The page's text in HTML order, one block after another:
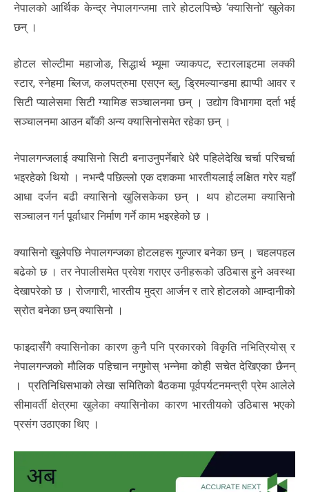
नेपालको आर्थिक केन्द्र नेपालगन्जमा तारे होटलपिच्छे ‘क्यासिनो’ खुलेका
छन् ।
होटल सोल्टीमा महाजोङ, सिद्धार्थ भ्यूमा ज्याकपट, स्टारलाइटमा लक्की
स्टार, स्नेहमा ब्लिज, कलपत्रुमा एसएन ब्लु, ड्रिमल्यान्डमा ह्याप्पी आवर र
सिटी प्यालेसमा सिटी ग्यामिङ सञ्चालनमा छन् । उद्योग विभागमा दर्ता भई
सञ्चालनमा आउन बाँकी अन्य क्यासिनोसमेत रहेका छन् ।
नेपालगन्जलाई क्यासिनो सिटी बनाउनुपर्नेबारे धेरै पहिलेदेखि चर्चा परिचर्चा
भइरहेको थियो । नभन्दै पछिल्लो एक दशकमा भारतीयलाई लक्षित गरेर यहाँ
आधा दर्जन बढी क्यासिनो खुलिसकेका छन् । थप होटलमा क्यासिनो
सञ्चालन गर्न पूर्वाधार निर्माण गर्ने काम भइरहेको छ ।
क्यासिनो खुलेपछि नेपालगन्जका होटलहरू गुल्जार बनेका छन् । चहलपहल
बढेको छ । तर नेपालीसमेत प्रवेश गराएर उनीहरूको उठिबास हुने अवस्था
देखापरेको छ । रोजगारी, भारतीय मुद्रा आर्जन र तारे होटलको आम्दानीको
स्रोत बनेका छन् क्यासिनो ।
फाइदासँगै क्यासिनोका कारण कुनै पनि प्रकारको विकृति नभित्रियोस् र
नेपालगन्जको मौलिक पहिचान नगुमोस् भन्नेमा कोही सचेत देखिएका छैनन्
। प्रतिनिधिसभाको लेखा समितिको बैठकमा पूर्वपर्यटनमन्त्री प्रेम आलेले
सीमावर्ती क्षेत्रमा खुलेका क्यासिनोका कारण भारतीयको उठिबास भएको
प्रसंग उठाएका थिए ।